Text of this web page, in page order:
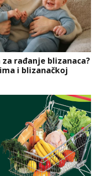
rađanje blizanaca?
i blizanačkoj